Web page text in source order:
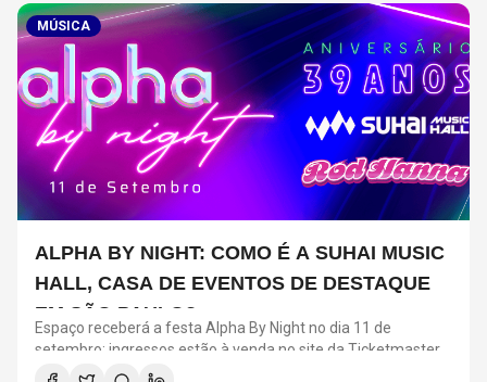
MÚSICA
ALPHA BY NIGHT: COMO É A SUHAI MUSIC
HALL, CASA DE EVENTOS DE DESTAQUE
EM SÃO PAULO?
Espaço receberá a festa Alpha By Night no dia 11 de
setembro; ingressos estão à venda no site da Ticketmaster
Brasil